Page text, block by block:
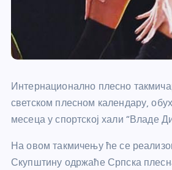
Интернационално плесно
светском плесном календару,
месеца у спортској хали “Владе
На овом такмичењу ће се
Скупштину одржаће Српска